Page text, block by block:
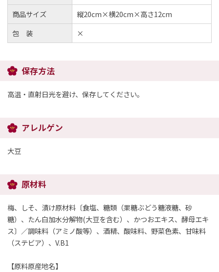
商品サイズ
縦20cm×横20cm×高さ12cm
包 装
×
保存方法
高温・直射日光を避け、保存してください。
アレルゲン
大豆
原材料
梅、しそ、漬け原材料〔食塩、糖類（果糖ぶどう糖液糖、砂
糖）、たん白加水分解物(大豆を含む）、かつおエキス、酵母エキ
ス〕／調味料（アミノ酸等）、酒精、酸味料、野菜色素、甘味料
（ステビア）、V.B1
【原料原産地名】